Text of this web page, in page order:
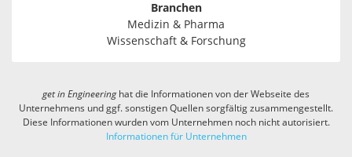
Branchen
Medizin & Pharma
Wissenschaft & Forschung
get in Engineeringhat die Informationen von der Webseite des
Unternehmens und ggf. sonstigen Quellen sorgfältig zusammengestellt.
Diese Informationen wurden vom Unternehmen noch nicht autorisiert.
Informationen für Unternehmen